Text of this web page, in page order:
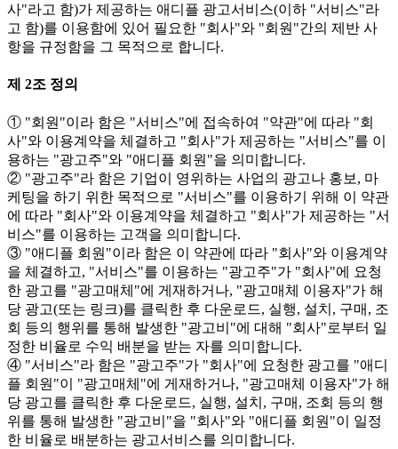
사"라고 함)가 제공하는 애디플 광고서비스(이하 "서비스"라
고 함)를 이용함에 있어 필요한 "회사"와 "회원"간의 제반 사
항을 규정함을 그 목적으로 합니다.
제 2조 정의
① "회원"이라 함은 "서비스"에 접속하여 "약관"에 따라 "회
사"와 이용계약을 체결하고 "회사"가 제공하는 "서비스"를 이
용하는 "광고주"와 "애디플 회원"을 의미합니다.
② "광고주"라 함은 기업이 영위하는 사업의 광고나 홍보, 마
케팅을 하기 위한 목적으로 "서비스"를 이용하기 위해 이 약관
에 따라 "회사"와 이용계약을 체결하고 "회사"가 제공하는 "서
비스"를 이용하는 고객을 의미합니다.
③ "애디플 회원"이라 함은 이 약관에 따라 "회사"와 이용계약
을 체결하고, "서비스"를 이용하는 "광고주"가 "회사"에 요청
한 광고를 "광고매체"에 게재하거나, "광고매체 이용자"가 해
당 광고(또는 링크)를 클릭한 후 다운로드, 실행, 설치, 구매, 조
회 등의 행위를 통해 발생한 "광고비"에 대해 "회사"로부터 일
정한 비율로 수익 배분을 받는 자를 의미합니다.
④ "서비스"라 함은 "광고주"가 "회사"에 요청한 광고를 "애디
플 회원"이 "광고매체"에 게재하거나, "광고매체 이용자"가 해
당 광고를 클릭한 후 다운로드, 실행, 설치, 구매, 조회 등의 행
위를 통해 발생한 "광고비"을 "회사"와 "애디플 회원"이 일정
한 비율로 배분하는 광고서비스를 의미합니다.